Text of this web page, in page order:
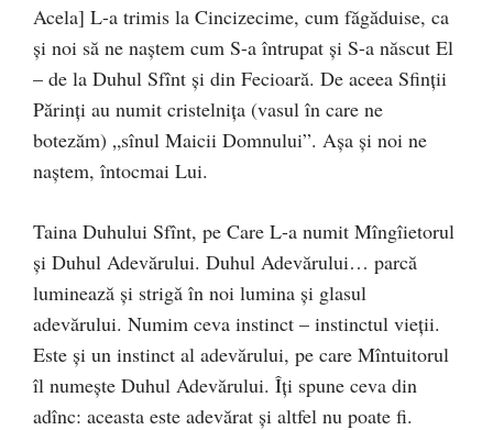
Acela] L-a trimis la Cincizecime, cum făgăduise, ca
şi noi să ne naştem cum S-a întrupat şi S-a născut El
– de la Duhul Sfînt şi din Fecioară. De aceea Sfinţii
Părinţi au numit cristelniţa (vasul în care ne
botezăm) „sînul Maicii Domnului”. Aşa şi noi ne
naştem, întocmai Lui.
Taina Duhului Sfînt, pe Care L-a numit Mîngîietorul
şi Duhul Adevărului. Duhul Adevărului… parcă
luminează şi strigă în noi lumina şi glasul
adevărului. Numim ceva instinct – instinctul vieţii.
Este şi un instinct al adevărului, pe care Mîntuitorul
îl numeşte Duhul Adevărului. Îţi spune ceva din
adînc: aceasta este adevărat şi altfel nu poate fi.